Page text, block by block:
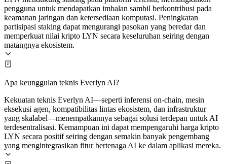
pengguna untuk mendapatkan imbalan sambil berkontribusi pada
keamanan jaringan dan ketersediaan komputasi. Peningkatan
partisipasi staking dapat mengurangi pasokan yang beredar dan
memperkuat nilai kripto LYN secara keseluruhan seiring dengan
matangnya ekosistem.
Apa keunggulan teknis Everlyn AI?
Kekuatan teknis Everlyn AI—seperti inferensi on-chain, mesin
eksekusi agen, kompatibilitas lintas ekosistem, dan infrastruktur
yang skalabel—menempatkannya sebagai solusi terdepan untuk AI
terdesentralisasi. Kemampuan ini dapat mempengaruhi harga kripto
LYN secara positif seiring dengan semakin banyak pengembang
yang mengintegrasikan fitur bertenaga AI ke dalam aplikasi mereka.